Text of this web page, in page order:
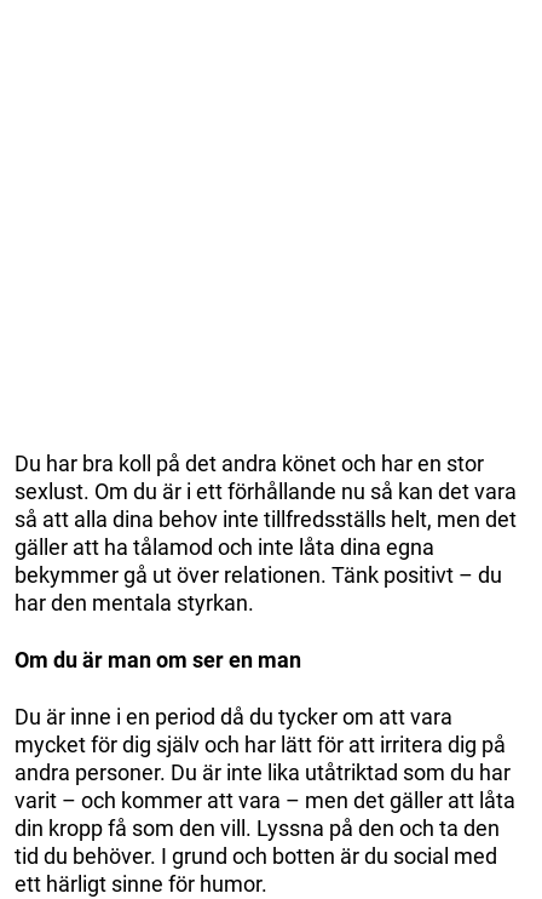
Du har bra koll på det andra könet och har en stor
sexlust. Om du är i ett förhållande nu så kan det vara
så att alla dina behov inte tillfredsställs helt, men det
gäller att ha tålamod och inte låta dina egna
bekymmer gå ut över relationen. Tänk positivt – du
har den mentala styrkan.
Om du är man om ser en man
Du är inne i en period då du tycker om att vara
mycket för dig själv och har lätt för att irritera dig på
andra personer. Du är inte lika utåtriktad som du har
varit – och kommer att vara – men det gäller att låta
din kropp få som den vill. Lyssna på den och ta den
tid du behöver. I grund och botten är du social med
ett härligt sinne för humor.